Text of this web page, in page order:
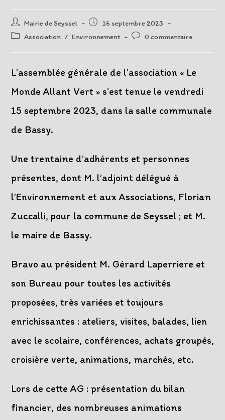
Auteur/autrice
de
Mairie de Seyssel
Post 16 septembre 2023
PostAssociation / Environnement
Post0 commentaire
L’assemblée générale de l’association « Le
Monde Allant Vert » s’est tenue le vendredi
15 septembre 2023, dans la salle communale
de Bassy.
Une trentaine d’adhérents et personnes
présentes, dont M. l’adjoint délégué à
l’Environnement et aux Associations, Florian
Zuccalli, pour la commune de Seyssel ; et M.
le maire de Bassy.
Bravo au président M. Gérard Laperriere et
son Bureau pour toutes les activités
proposées, très variées et toujours
enrichissantes : ateliers, visites, balades, lien
avec le scolaire, conférences, achats groupés,
croisière verte, animations, marchés, etc.
Lors de cette AG : présentation du bilan
financier, des nombreuses animations